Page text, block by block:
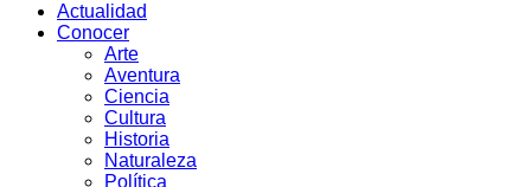
Actualidad
Conocer
Arte
Aventura
Ciencia
Cultura
Historia
Naturaleza
Política